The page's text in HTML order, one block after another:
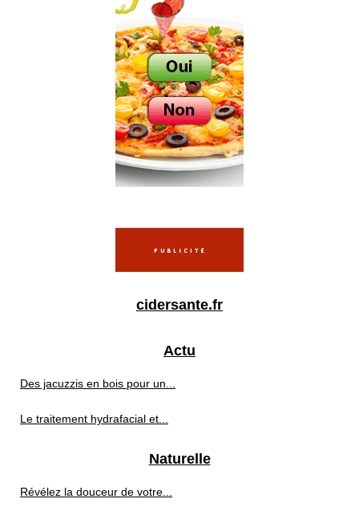
cidersante.fr
Actu
Des jacuzzis en bois pour un...
Le traitement hydrafacial et...
Naturelle
Révélez la douceur de votre...